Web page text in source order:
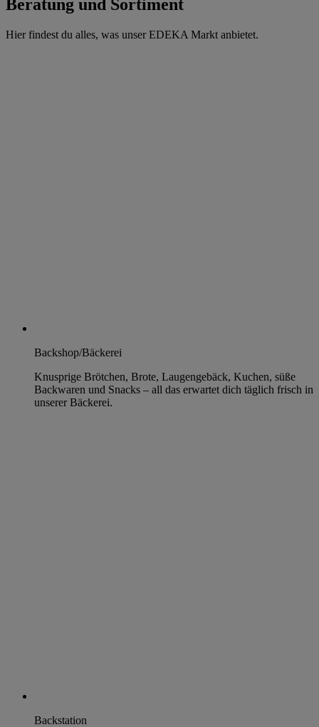
Beratung und Sortiment
Hier findest du alles, was unser EDEKA Markt anbietet.
Backshop/Bäckerei
Knusprige Brötchen, Brote, Laugengebäck, Kuchen, süße
Backwaren und Snacks – all das erwartet dich täglich frisch in
unserer Bäckerei.
Backstation